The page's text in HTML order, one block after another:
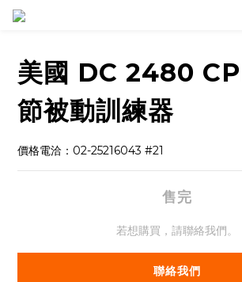
美國 DC 2480
節被動訓練器
價格電洽：02-25216043 #21
售完
若想購買，請聯絡我們。
聯絡我們